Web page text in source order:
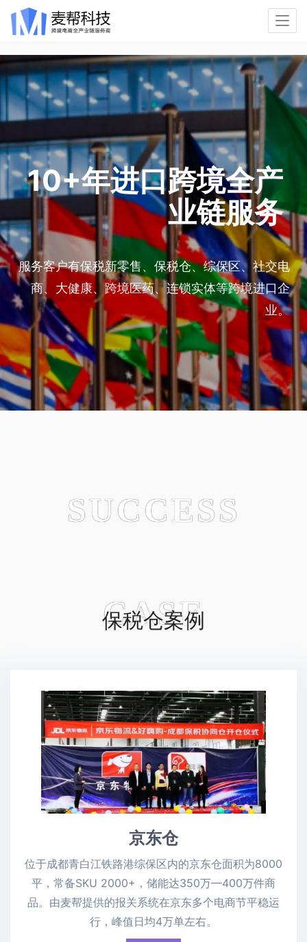
10+年进口跨境全产
业链服务
服务客户有保税新零售、保税仓、综保区、社交电
商、大健康、跨境医药、连锁实体等跨境进口企
业。
SUCCESS
CASE
保税仓案例
京东仓
位于成都青白江铁路港综保区内的京东仓面积为8000
平，常备SKU 2000+，储能达350万—400万件商
品。由麦帮提供的报关系统在京东多个电商节平稳运
行，峰值日均4万单左右。